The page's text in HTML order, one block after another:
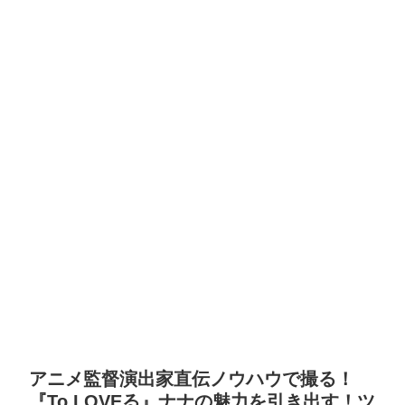
アニメ監督演出家直伝ノウハウで撮る！